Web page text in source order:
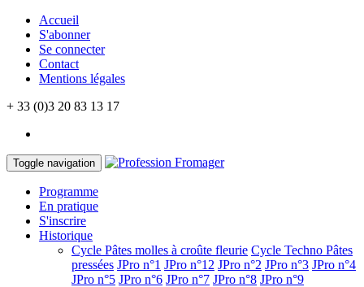
Accueil
S'abonner
Se connecter
Contact
Mentions légales
+ 33 (0)3 20 83 13 17
Toggle navigation
Programme
En pratique
S'inscrire
Historique
Cycle Pâtes molles à croûte fleurie Cycle Techno Pâtes
pressées JPro n°1 JPro n°12 JPro n°2 JPro n°3 JPro n°4
JPro n°5 JPro n°6 JPro n°7 JPro n°8 JPro n°9